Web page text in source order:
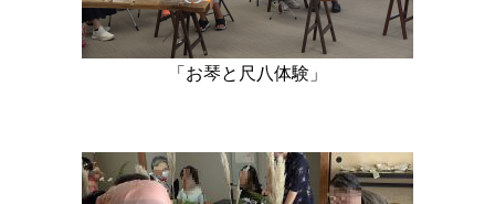
「お琴と尺八体験」